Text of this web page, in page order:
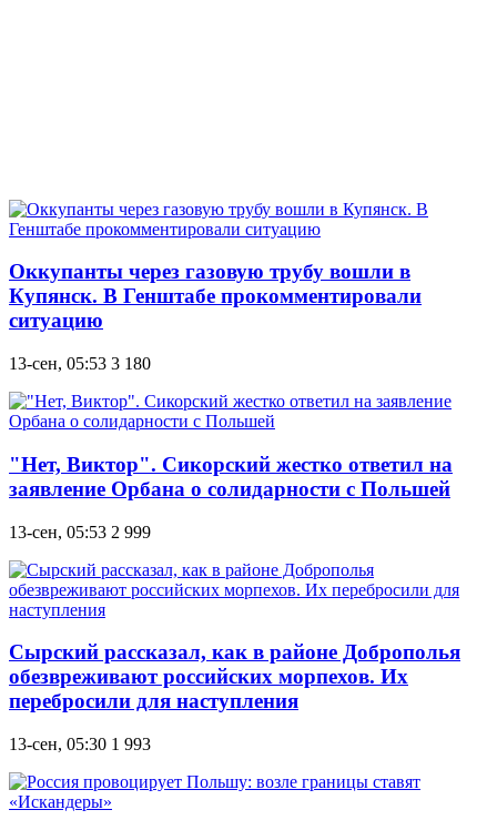
Оккупанты через газовую трубу вошли в
Купянск. В Генштабе прокомментировали
ситуацию
13-сен, 05:53 3 180
"Нет, Виктор". Сикорский жестко ответил на
заявление Орбана о солидарности с Польшей
13-сен, 05:53 2 999
Сырский рассказал, как в районе Доброполья
обезвреживают российских морпехов. Их
перебросили для наступления
13-сен, 05:30 1 993